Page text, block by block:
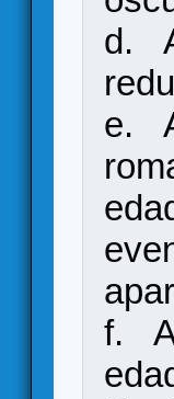
d.
e.
f.